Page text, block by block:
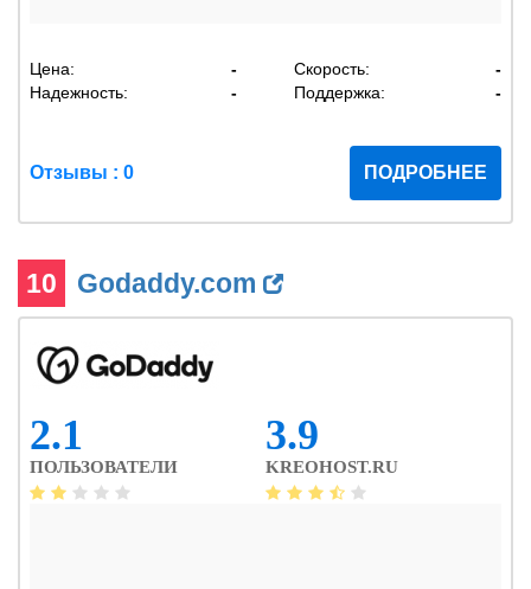
Цена: - Скорость:
-
Надежность:
- Поддержка: -
Отзывы : 0 ПОДРОБНЕЕ
10 Godaddy.com
2.1
ПОЛЬЗОВАТЕЛИ
3.9
KREOHOST.RU